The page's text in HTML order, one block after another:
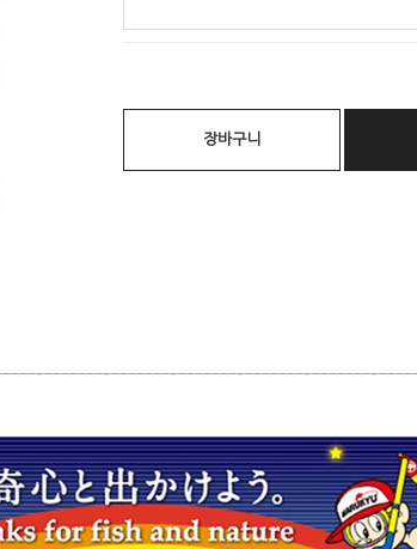
장바구니